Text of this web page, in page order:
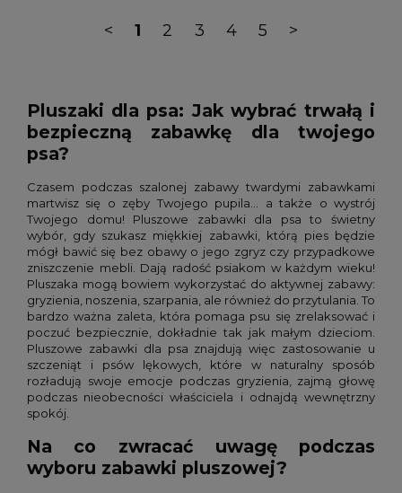
< 1 2 3 4 5 >
Pluszaki dla psa: Jak wybrać trwałą i
bezpieczną zabawkę dla twojego
psa?
Czasem podczas szalonej zabawy twardymi zabawkami
martwisz się o zęby Twojego pupila... a także o wystrój
Twojego domu! Pluszowe zabawki dla psa to świetny
wybór, gdy szukasz miękkiej zabawki, którą pies będzie
mógł bawić się bez obawy o jego zgryz czy przypadkowe
zniszczenie mebli. Dają radość psiakom w każdym wieku!
Pluszaka mogą bowiem wykorzystać do aktywnej zabawy:
gryzienia, noszenia, szarpania, ale również do przytulania. To
bardzo ważna zaleta, która pomaga psu się zrelaksować i
poczuć bezpiecznie, dokładnie tak jak małym dzieciom.
Pluszowe zabawki dla psa znajdują więc zastosowanie u
szczeniąt i psów lękowych, które w naturalny sposób
rozładują swoje emocje podczas gryzienia, zajmą głowę
podczas nieobecności właściciela i odnajdą wewnętrzny
spokój.
Na co zwracać uwagę podczas
wyboru zabawki pluszowej?